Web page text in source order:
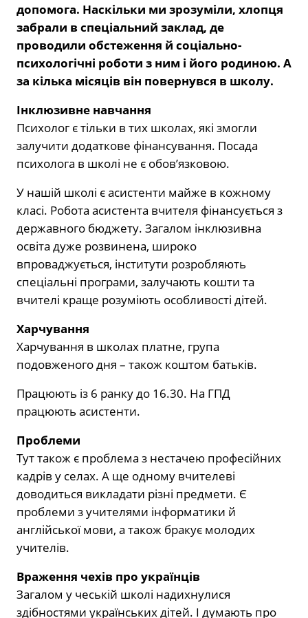
допомога. Наскільки ми зрозуміли, хлопця
забрали в спеціальний заклад, де
проводили обстеження й соціально-
психологічні роботи з ним і його родиною. А
за кілька місяців він повернувся в школу.
Інклюзивне навчання
Психолог є тільки в тих школах, які змогли
залучити додаткове фінансування. Посада
психолога в школі не є обов’язковою.
У нашій школі є асистенти майже в кожному
класі. Робота асистента вчителя фінансується з
державного бюджету. Загалом інклюзивна
освіта дуже розвинена, широко
впроваджується, інститути розробляють
спеціальні програми, залучають кошти та
вчителі краще розуміють особливості дітей.
Харчування
Харчування в школах платне, група
подовженого дня – також коштом батьків.
Працюють із 6 ранку до 16.30. На ГПД
працюють асистенти.
Проблеми
Тут також є проблема з нестачею професійних
кадрів у селах. А ще одному вчителеві
доводиться викладати різні предмети. Є
проблеми з учителями інформатики й
англійської мови, а також бракує молодих
учителів.
Враження чехів про українців
Загалом у чеській школі надихнулися
здібностями українських дітей. І думають про